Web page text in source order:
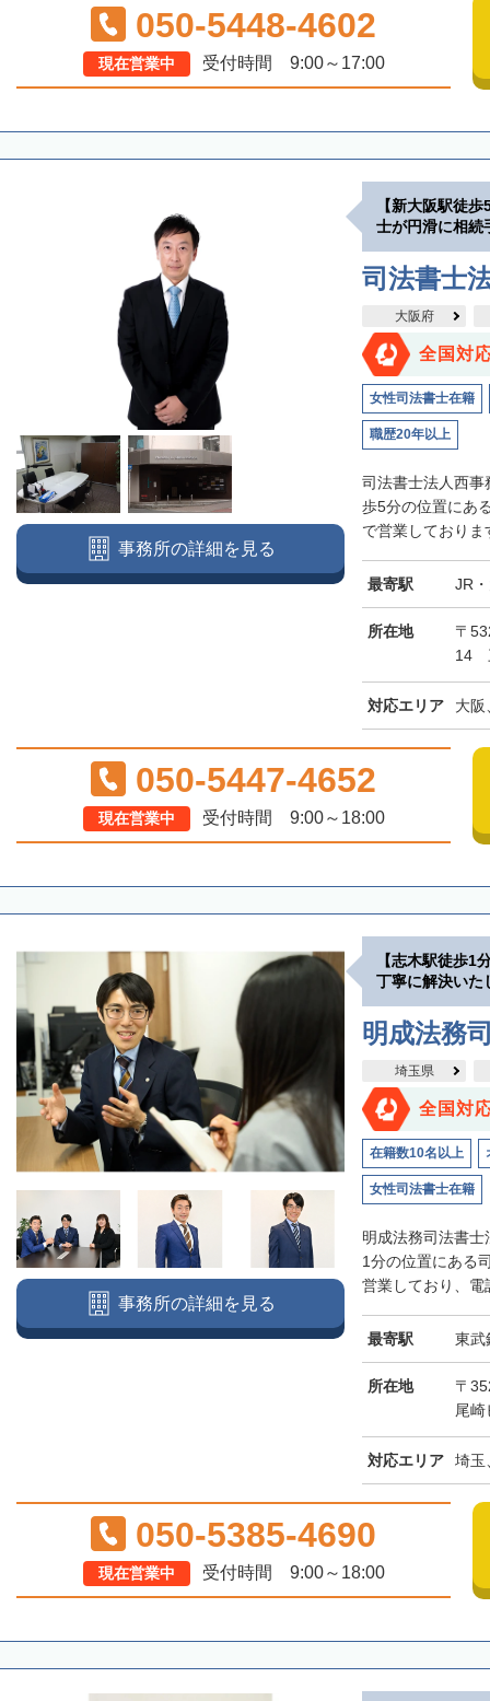
050-5448-4602
現在営業中 受付時間 9:00～17:00
【新大阪駅徒
士が円滑に相続
司法書士
大阪府
全国対
女性司法書士在籍
職歴20年以上
司法書士法人西事
歩5分の位置にあ
で営業しており
最寄駅 JR
所在地
〒
14
対応エリア 大阪
事務所の詳細を見る
050-5447-4652
現在営業中 受付時間 9:00～18:00
【志木駅徒歩1
丁寧に解決いた
明成法務
埼玉県
全国対
在籍数10名以上
女性司法書士在籍
明成法務司法書
1分の位置にある
営業しており、
最寄駅 東武
所在地
〒
尾崎
対応エリア 埼玉
事務所の詳細を見る
050-5385-4690
現在営業中 受付時間 9:00～18:00